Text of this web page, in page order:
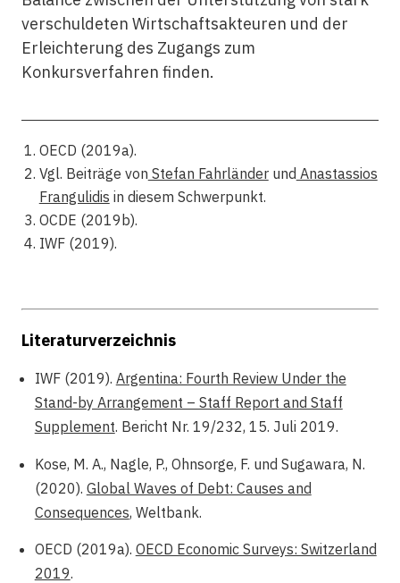
verschuldeten Wirtschaftsakteuren und der
Erleichterung des Zugangs zum
Konkursverfahren finden.
OECD (2019a).
Vgl. Beiträge von Stefan Fahrländerund Anastassios
Frangulidis in diesem Schwerpunkt.
OCDE (2019b).
IWF (2019).
Literaturverzeichnis
IWF (2019). Argentina: Fourth Review Under the
Stand-by Arrangement – Staff Report and Staff
Supplement. Bericht Nr. 19/232, 15. Juli 2019.
Kose, M. A., Nagle, P., Ohnsorge, F. und Sugawara, N.
(2020). Global Waves of Debt: Causes and
Consequences, Weltbank.
OECD (2019a). OECD Economic Surveys: Switzerland
2019.